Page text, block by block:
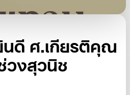
ดี ศ.เกียรติคุณ
งสุวนิช